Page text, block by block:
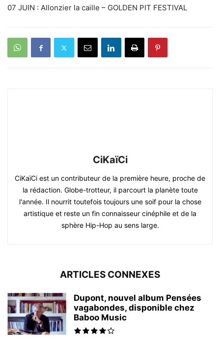
07 JUIN : Allonzier la caille – GOLDEN PIT FESTIVAL
CiKaïCi
CiKaïCi est un contributeur de la première heure, proche de
la rédaction. Globe-trotteur, il parcourt la planète toute
l'année. Il nourrit toutefois toujours une soif pour la chose
artistique et reste un fin connaisseur cinéphile et de la
sphère Hip-Hop au sens large.
ARTICLES CONNEXES
Dupont, nouvel album Pensées
vagabondes, disponible chez
Baboo Music